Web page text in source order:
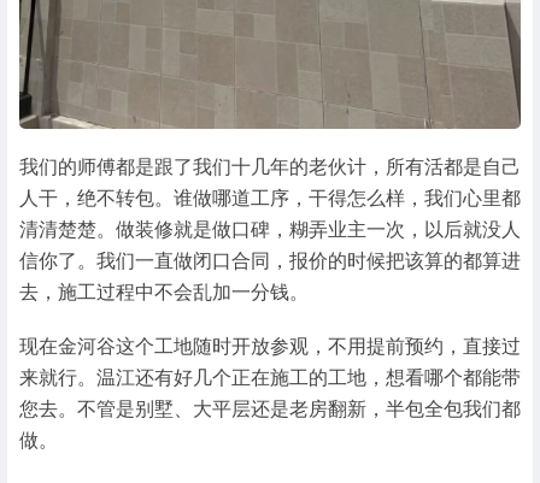
我们的师傅都是跟了我们十几年的老伙计，所有活都是自己
人干，绝不转包。谁做哪道工序，干得怎么样，我们心里都
清清楚楚。做装修就是做口碑，糊弄业主一次，以后就没人
信你了。我们一直做闭口合同，报价的时候把该算的都算进
去，施工过程中不会乱加一分钱。
现在金河谷这个工地随时开放参观，不用提前预约，直接过
来就行。温江还有好几个正在施工的工地，想看哪个都能带
您去。不管是别墅、大平层还是老房翻新，半包全包我们都
做。